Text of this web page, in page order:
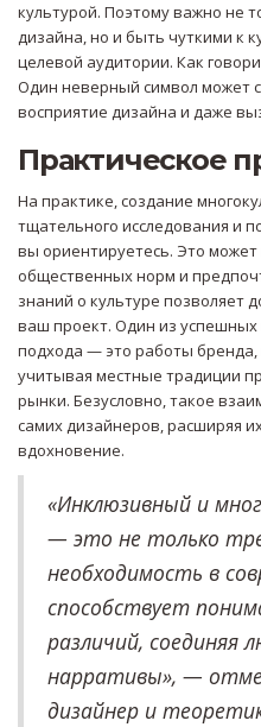
культурой. Поэтому важно не
дизайна, но и быть чуткими к
целевой аудитории. Как
Один неверный символ может
восприятие дизайна и даже
Практическое
На практике, создание
тщательного исследования и
вы ориентируетесь. Это
общественных норм и
знаний о культуре позволяет
ваш проект. Один из успешных
подхода — это работы бренда,
учитывая местные традиции
рынки. Безусловно, такое
самих дизайнеров, расширяя
вдохновение.
«Инклюзивный и
— это не только
необходимость в
способствует
различий, соединяя
нарративы», —
дизайнер и